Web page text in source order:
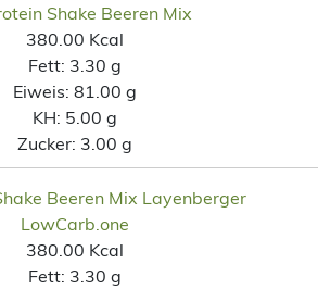
Shake Beeren Mix
380.00 Kcal
Fett: 3.30 g
Eiweis: 81.00 g
KH: 5.00 g
Zucker: 3.00 g
Beeren Mix Layenberger
LowCarb.one
380.00 Kcal
Fett: 3.30 g